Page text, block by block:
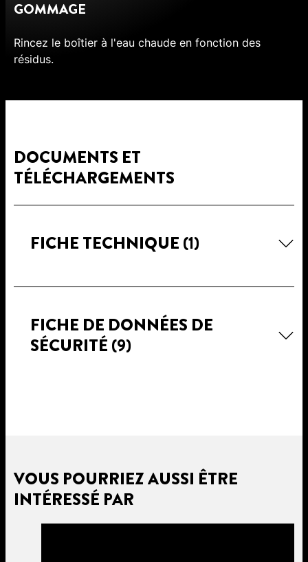
GOMMAGE
Rincez le boîtier à l'eau chaude en fonction des
résidus.
DOCUMENTS ET
TÉLÉCHARGEMENTS
FICHE TECHNIQUE (1)
FICHE DE DONNÉES DE
SÉCURITÉ (9)
VOUS POURRIEZ AUSSI ÊTRE
INTÉRESSÉ PAR